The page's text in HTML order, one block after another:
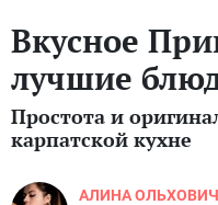
Вкусное
лучшие
Простота и
карпатской кухне
АЛИНА ОЛЬХОВИЧ